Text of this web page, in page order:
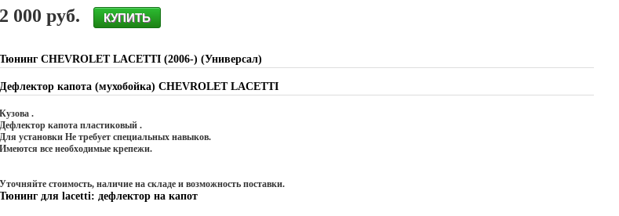
2 000 руб.
Тюнинг CHEVROLET LACETTI (2006-) (Универсал)
Дефлектор капота (мухобойка) CHEVROLET LACETTI
Кузова .
Дефлектор капота пластиковый .
Для установки Не требует специальных навыков.
Имеются все необходимые крепежи.
Уточняйте стоимость, наличие на складе и возможность поставки.
Тюнинг для lacetti: дефлектор на капот